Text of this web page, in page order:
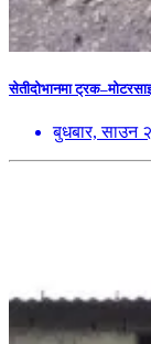
सेतीदोभानमा
बुधबार, साउन